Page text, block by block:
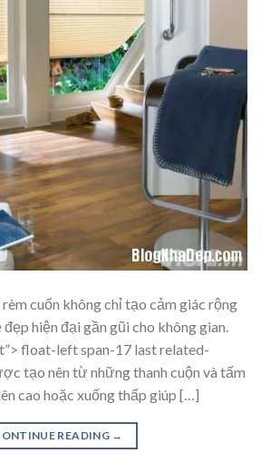
cuốn không chỉ tạo cảm giác rộng
hiện đại gần gũi cho không gian.
float-left span-17 last related-
tạo nên từ những thanh cuộn và tấm
cao hoặc xuống thấp giúp […]
READING →